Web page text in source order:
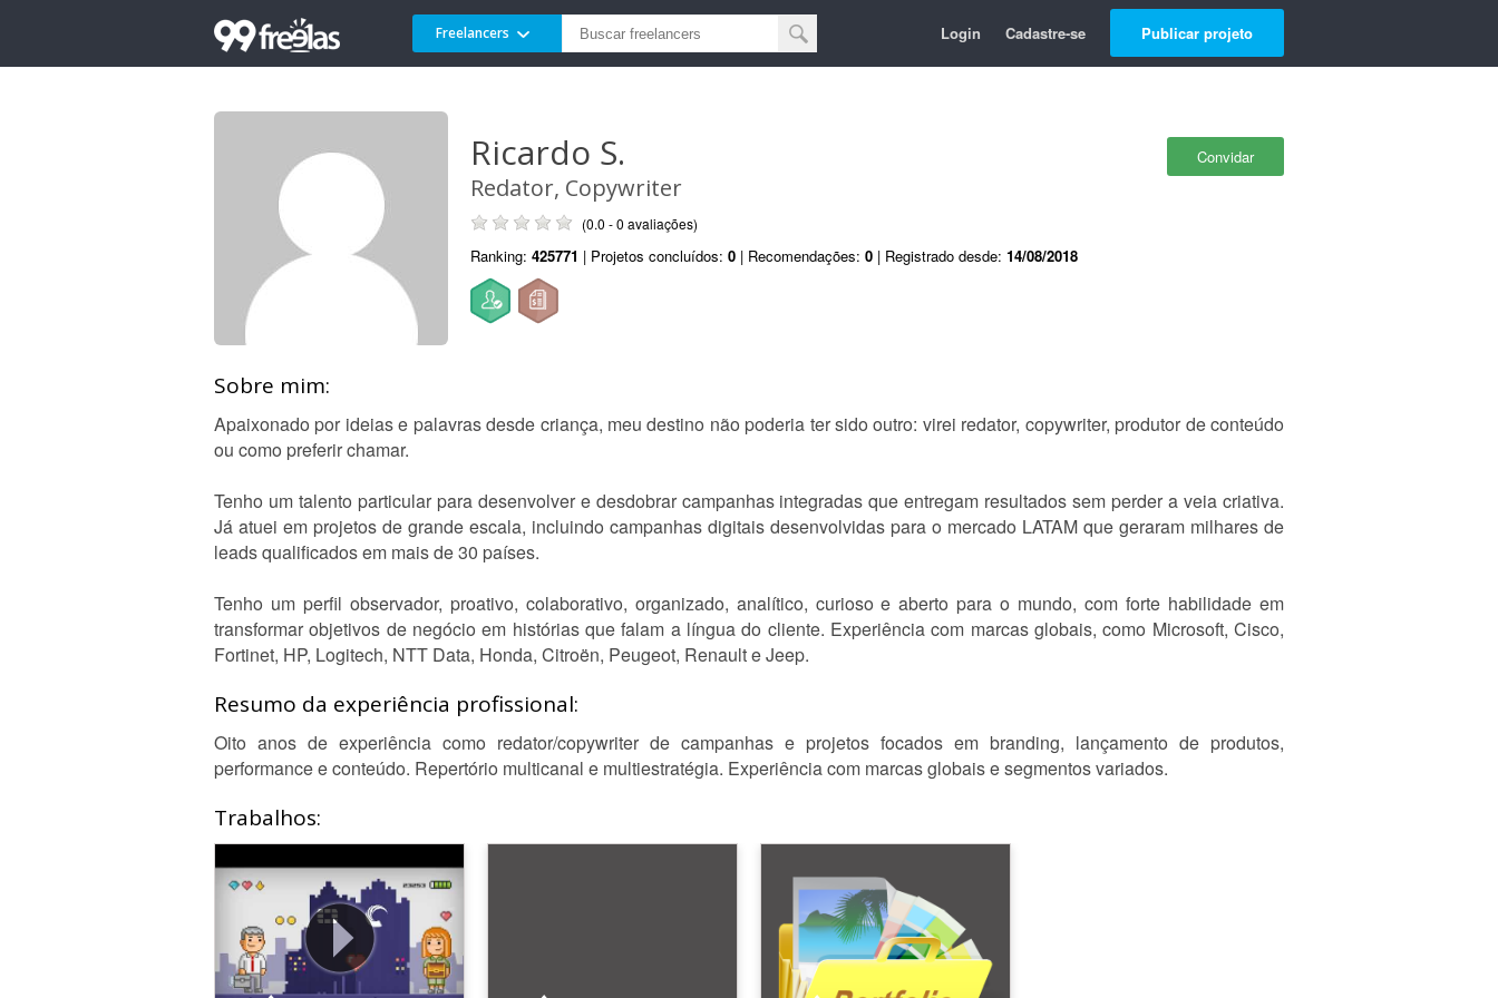
Freelancers Login Cadastre-se Publicar projeto
Convidar
Ricardo S.
Redator, Copywriter
(0.0 - 0 avaliações)
Ranking: 425771 | Projetos concluídos: 0 | Recomendações: 0 | Registrado desde: 14/08/2018
Sobre mim:
Apaixonado por ideias e palavras desde criança, meu destino não poderia ter sido outro: virei redator, copywriter, produtor de conteúdo
ou como preferir chamar.
Tenho um talento particular para desenvolver e desdobrar campanhas integradas que entregam resultados sem perder a veia criativa.
Já atuei em projetos de grande escala, incluindo campanhas digitais desenvolvidas para o mercado LATAM que geraram milhares de
leads qualificados em mais de 30 países.
Tenho um perfil observador, proativo, colaborativo, organizado, analítico, curioso e aberto para o mundo, com forte habilidade em
transformar objetivos de negócio em histórias que falam a língua do cliente. Experiência com marcas globais, como Microsoft, Cisco,
Fortinet, HP, Logitech, NTT Data, Honda, Citroën, Peugeot, Renault e Jeep.
Resumo da experiência profissional:
Oito anos de experiência como redator/copywriter de campanhas e projetos focados em branding, lançamento de produtos,
performance e conteúdo. Repertório multicanal e multiestratégia. Experiência com marcas globais e segmentos variados.
Trabalhos: